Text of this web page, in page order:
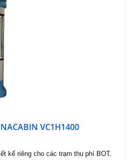
VC1H1400
kế riêng cho các trạm thu phí BOT.